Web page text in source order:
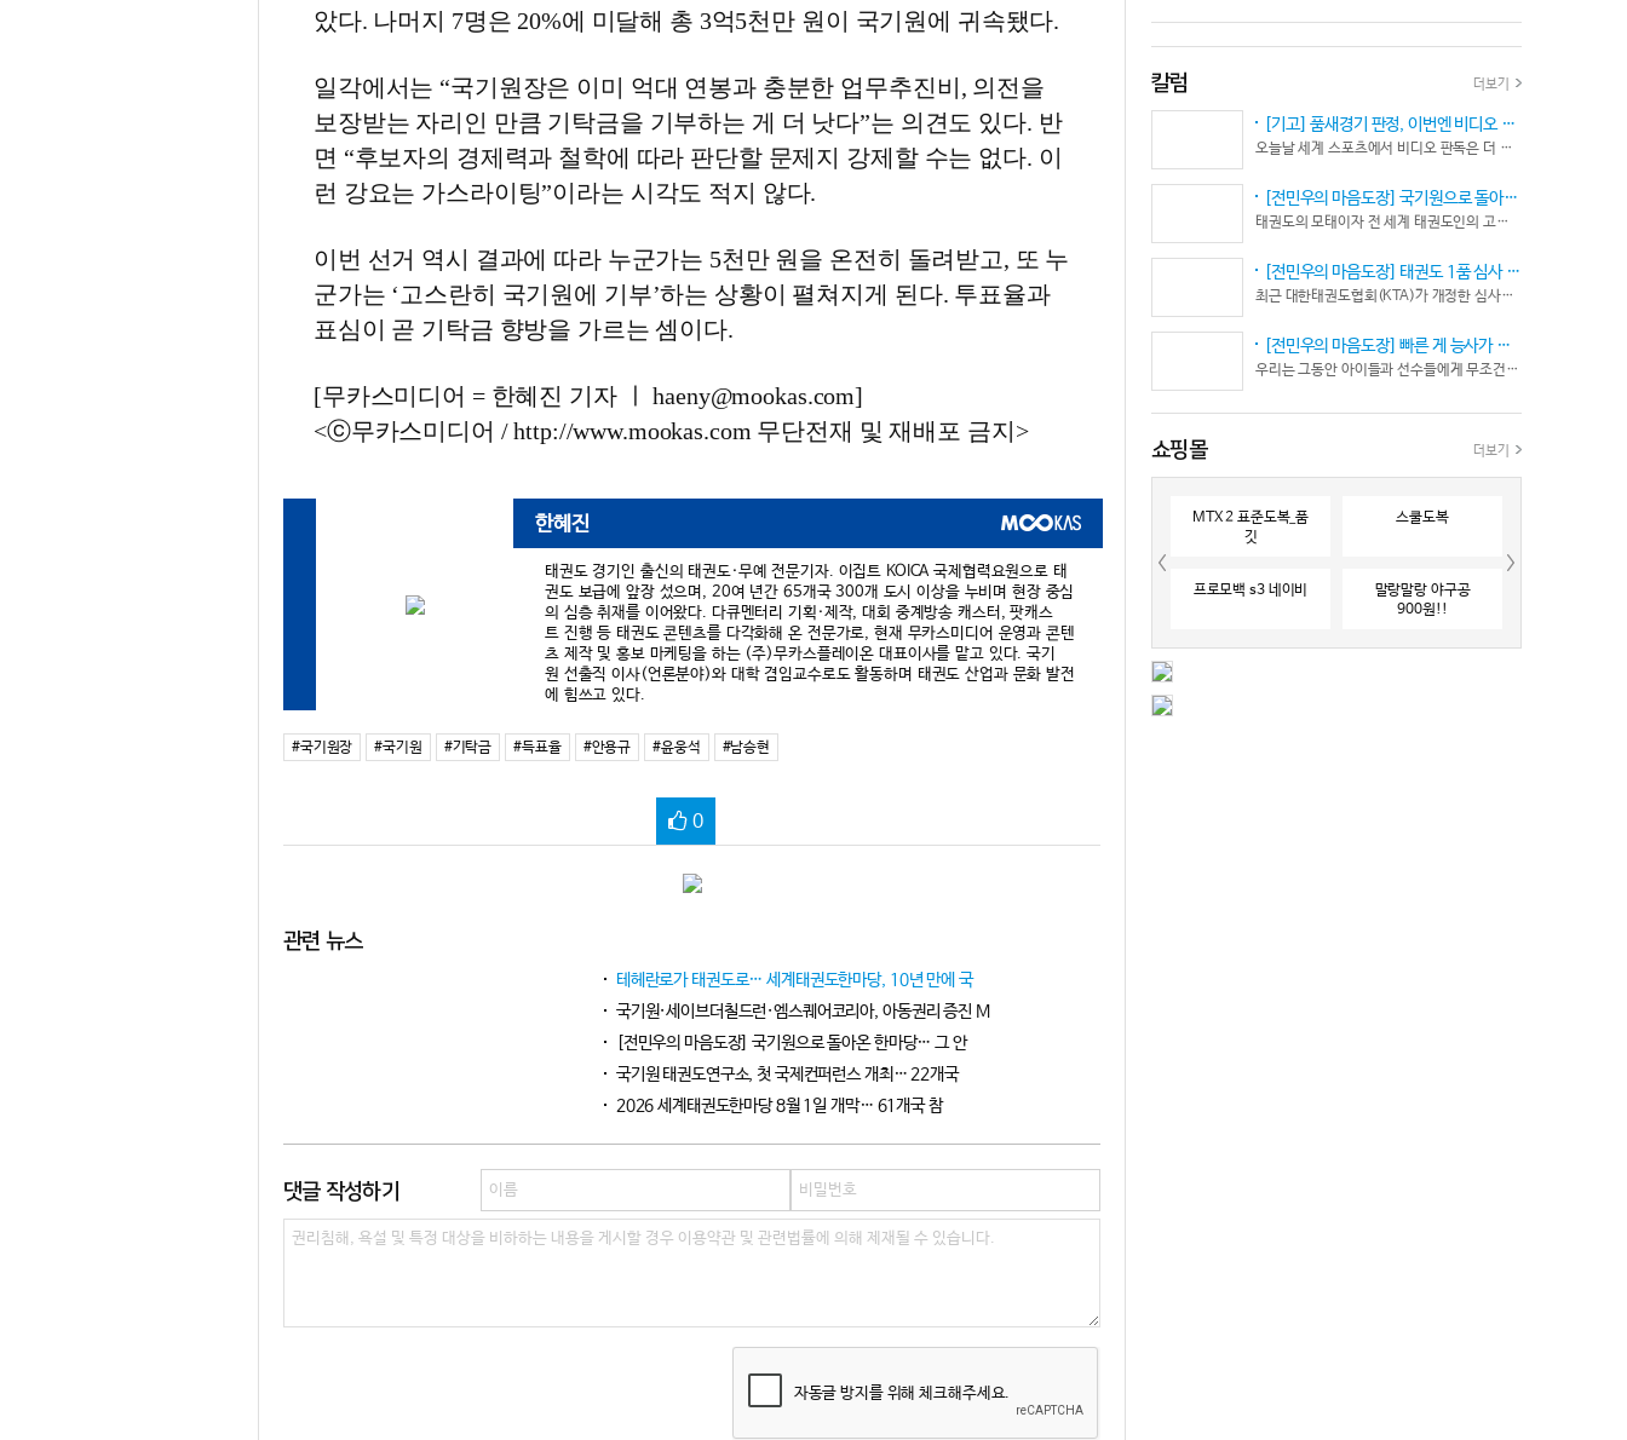
았다. 나머지 7명은 20%에 미달해 총 3억5천만 원이 국기원에 귀속됐다.
일각에서는 “국기원장은 이미 억대 연봉과 충분한 업무추진비, 의전을
보장받는 자리인 만큼 기탁금을 기부하는 게 더 낫다”는 의견도 있다. 반
면 “후보자의 경제력과 철학에 따라 판단할 문제지 강제할 수는 없다. 이
런 강요는 가스라이팅”이라는 시각도 적지 않다.
이번 선거 역시 결과에 따라 누군가는 5천만 원을 온전히 돌려받고, 또 누
군가는 ‘고스란히 국기원에 기부’하는 상황이 펼쳐지게 된다. 투표율과
표심이 곧 기탁금 향방을 가르는 셈이다.
[무카스미디어 = 한혜진 기자 ㅣ haeny@mookas.com]
<ⓒ무카스미디어 / http://www.mookas.com 무단전재 및 재배포 금지>
한혜진
태권도 경기인 출신의 태권도·무예 전문기자. 이집트 KOICA 국제협력요원으로 태
권도 보급에 앞장 섰으며, 20여 년간 65개국 300개 도시 이상을 누비며 현장 중심
의 심층 취재를 이어왔다. 다큐멘터리 기획·제작, 대회 중계방송 캐스터, 팟캐스
트 진행 등 태권도 콘텐츠를 다각화해 온 전문가로, 현재 무카스미디어 운영과 콘텐
츠 제작 및 홍보 마케팅을 하는 (주)무카스플레이온 대표이사를 맡고 있다. 국기
원 선출직 이사(언론분야)와 대학 겸임교수로도 활동하며 태권도 산업과 문화 발전
에 힘쓰고 있다.
#국기원장 #국기원 #기탁금 #득표율 #안용규 #윤웅석 #남승현
0
관련 뉴스
테헤란로가 태권도로… 세계태권도한마당, 10년 만에 국
국기원·세이브더칠드런·엠스퀘어코리아, 아동권리 증진 M
[전민우의 마음도장] 국기원으로 돌아온 한마당… 그 안
국기원 태권도연구소, 첫 국제컨퍼런스 개최… 22개국
2026 세계태권도한마당 8월 1일 개막… 61개국 참
댓글 작성하기
자동글 방지를 위해 체크해주세요.
이 노력해 보자는 그런 글 같은데품새 얘기 하는데
왜 갑자기 심판 가오 얘기에 핑크색 옷 얘기 같은 비
하 발언에......답답하시니 그러시겠지만 태권도
"도" 는 지키시며 발언하세요.심판들 또한 이런 말
나오지 않도록 자존심 상하지 않도록 부단히 노력해
야 함은 확실합니다.부끄러운 일 들이 없도록 해야
좋게만 보지 말고 잘하는 건 잘한다고 인정해주고
못하는 건 고치도록 해주셔야지어떠한 글인지 파악
도 못하고 일방적으로 나쁘게 표현하는 글은 보기가
좋지 않습니다.
고 다른 생각 없이 오로지 품새 판정에만 집중 하도
칼럼 더보기
[기고] 품새경기 판정, 이번엔 비디오 판독이다… 더 이상 미룰 수 없다
오늘날 세계 스포츠에서 비디오 판독은 더 이상 선택이 아니다. 선수의 땀과 노력, 경기 결과의 공정성을 지키기 위한 최소한의 안전장치이자 국제 스포츠의 보편적인 기준이 됐다.
[전민우의 마음도장] 국기원으로 돌아온 한마당… 그 안에서 마주하는 '도장(道場)의 본질’
태권도의 모태이자 전 세계 태권도인의 고향, 국기원 도장 위에 다시 뜨거운 기합 소리가 웅장하게 울려 퍼질 예정이다. 오랜만에 국기원에서 펼쳐지는 이번 세계태권도한마당은 단순한 대회 개최를 넘어 국경과 인종, 세대를 넘어 하나의 마음으로 모인 전 세계 태권도인들의 가슴속에 묵직한 설렘과 숭고한 감회를 불러일으킨다.
[전민우의 마음도장] 태권도 1품 심사 완화... 문턱은 낮아졌지만, 계단은 더욱 가팔라졌다!
최근 대한태권도협회(KTA)가 개정한 심사시행 규정이 도장가에 화두를 던지고 있다. 저연령 1품(단) 심사 시 지정 품새의 추첨 범위와 시기를 완화해 각 시도협회가 사실상 태극 1장부터 5장까지로 지정을 축소할 수 있는 제도적 근거를 마련했다.
[전민우의 마음도장] 빠른 게 능사가 아니다… 엘리트 선수의 '기다림'
우리는 그동안 아이들과 선수들에게 무조건 “빨리 반응하라”고 다그치기만 했던 것은 아닐까? 진정한 탁월함은 단순히 근육의 수축 속도가 빠른 데서 오지 않는다. 복잡하고 긴박한 1대 1 격투 상황 속에서 ‘언제 멈추고, 언제 폭발할 것인가’를 통제하는 타이밍 조절 능력과 상황 인식(Situational Awareness)에서 온다.
쇼핑몰 더보기
MTX 2 표준도복_품
깃
스쿨도복
프로모백 s3 네이비
말랑말랑 야구공
900원!!